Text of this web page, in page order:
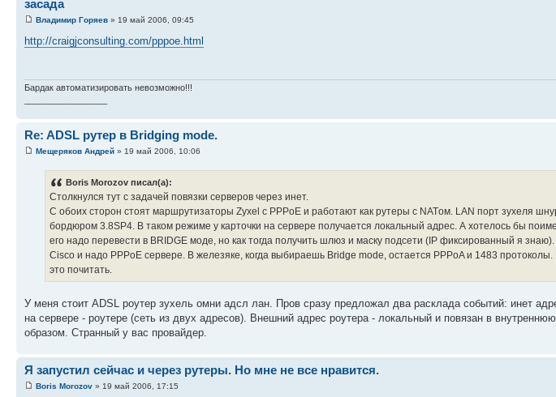
засада
Владимир Горяев » 19 май 2006, 09:45
http://craigjconsulting.com/pppoe.html
Бардак автоматизировать невозможно!!!
Re: ADSL рутер в Bridging mode.
Мещеряков Андрей » 19 май 2006, 10:06
Boris Morozov писал(а):
Столкнулся тут с задачей повязки серверов через инет.
С обоих сторон стоят маршрутизаторы Zyxel с PPPoE и работают как рутеры с NATом. LAN порт зухеля
бордюром 3.8SP4. В таком режиме у карточки на сервере получается локальный адрес. А хотелось бы
его надо перевести в BRIDGE моде, но как тогда получить шлюз и маску подсети (IP фиксированный я
Cisco и надо PPPoE сервере. В железяке, когда выбираешь Bridge mode, остается PPPoA и 1483
это почитать.
У меня стоит ADSL роутер зухель омни адсл лан. Пров сразу предложал два расклада событий: инет
на сервере - роутере (сеть из двух адресов). Внешний адрес роутера - локальный и повязан в
образом. Странный у вас провайдер.
Я запустил сейчас и через рутеры. Но мне не все нравится.
Boris Morozov » 19 май 2006, 17:15